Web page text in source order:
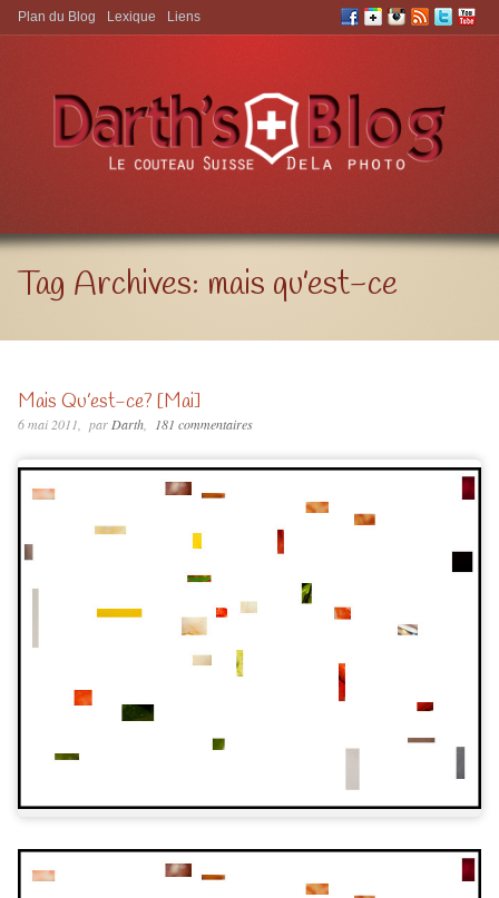
Aller à:
Plan du Blog Lexique Liens
Tag Archives: mais qu’est-ce
Mais Qu’est-ce? [Mai]
6 mai 2011 parDarth 181 commentaires